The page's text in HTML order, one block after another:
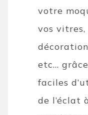
votre
vos vitres,
etc…
faciles
de l’éclat